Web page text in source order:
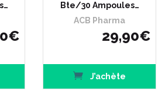
€
Bte/30 Ampoules…
ACB Pharma
29,90€
J’achète